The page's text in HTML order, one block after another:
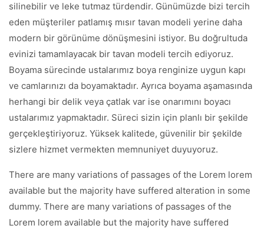
silinebilir ve leke tutmaz türdendir. Günümüzde bizi tercih
eden müşteriler patlamış mısır tavan modeli yerine daha
modern bir görünüme dönüşmesini istiyor. Bu doğrultuda
evinizi tamamlayacak bir tavan modeli tercih ediyoruz.
Boyama sürecinde ustalarımız boya renginize uygun kapı
ve camlarınızı da boyamaktadır. Ayrıca boyama aşamasında
herhangi bir delik veya çatlak var ise onarımını boyacı
ustalarımız yapmaktadır. Süreci sizin için planlı bir şekilde
gerçekleştiriyoruz. Yüksek kalitede, güvenilir bir şekilde
sizlere hizmet vermekten memnuniyet duyuyoruz.
There are many variations of passages of the Lorem lorem
available but the majority have suffered alteration in some
dummy. There are many variations of passages of the
Lorem lorem available but the majority have suffered